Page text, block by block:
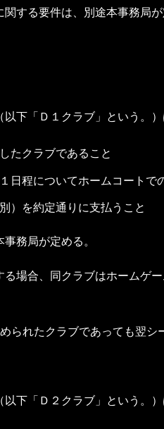
する要件は、別途本事務局が
下「Ｄ１クラブ」という。
たクラブであること
日程についてホームコート
）を約定通りに支払うこと
務局が定める。
場合、同クラブはホームゲ
れたクラブであっても翌シ
下「Ｄ２クラブ」という。